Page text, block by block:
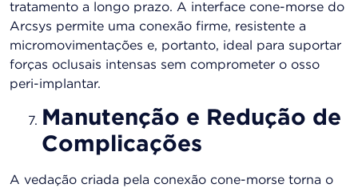
tratamento a longo prazo. A interface cone-morse do
Arcsys permite uma conexão firme, resistente a
micromovimentações e, portanto, ideal para suportar
forças oclusais intensas sem comprometer o osso
peri-implantar.
Manutenção e Redução de
Complicações
A vedação criada pela conexão cone-morse torna o